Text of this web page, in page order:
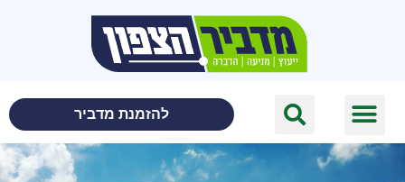
להזמנת מדביר